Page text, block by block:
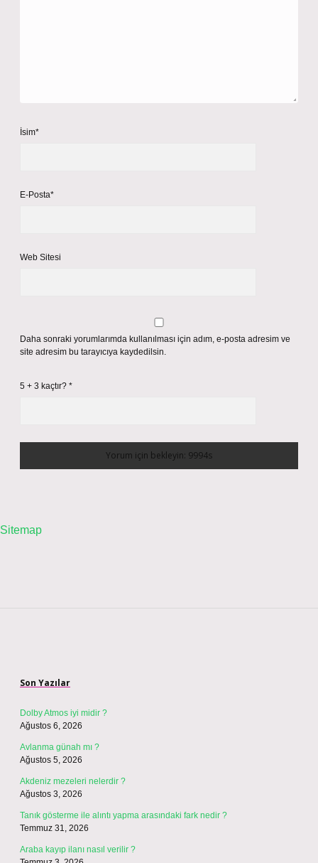
İsim*
E-Posta*
Web Sitesi
Daha sonraki yorumlarımda kullanılması için adım, e-posta adresim ve
site adresim bu tarayıcıya kaydedilsin.
5 + 3 kaçtır? *
Sitemap
Son Yazılar
Dolby Atmos iyi midir ?
Ağustos 6, 2026
Avlanma günah mı ?
Ağustos 5, 2026
Akdeniz mezeleri nelerdir ?
Ağustos 3, 2026
Tanık gösterme ile alıntı yapma arasındaki fark nedir ?
Temmuz 31, 2026
Araba kayıp ilanı nasıl verilir ?